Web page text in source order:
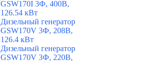
GSW170I 3Ф, 400В,
126.54 кВт
Дизельный генератор
GSW170V 3Ф, 208В,
126.4 кВт
Дизельный генератор
GSW170V 3Ф, 220В,